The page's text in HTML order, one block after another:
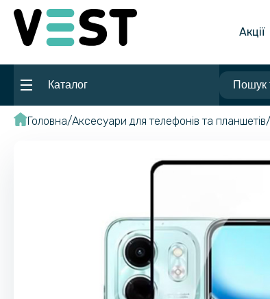
Акції
Каталог
Головна Аксесуари для телефонів та планшетів